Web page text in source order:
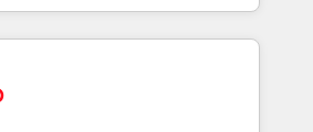
organisations and those with
ISO9001
engaging with your customers
a top ranked
Awards, 4.9/5 rating in HubSpot